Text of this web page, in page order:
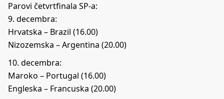
Parovi četvrtfinala SP-a:
9. decembra:
Hrvatska – Brazil (16.00)
Nizozemska – Argentina (20.00)
10. decembra:
Maroko – Portugal (16.00)
Engleska – Francuska (20.00)